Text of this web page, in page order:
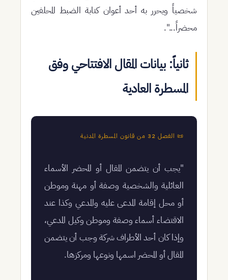
شخصياً ويحرر به أحد أعوان كتابة الضبط المحلفين
محضراً...".
ثانياً: بيانات المقال الافتتاحي وفق
المسطرة العادية
📜 الفصل 32 من قانون المسطرة المدنية
"يجب أن يتضمن المقال أو المحضر الأسماء
العائلية والشخصية وصفة أو مهنة وموطن
أو محل إقامة المدعى عليه والمدعي وكذا عند
الاقتضاء أسماء وصفة وموطن وكيل المدعي،
وإذا كان أحد الأطراف شركة وجب أن يتضمن
المقال أو المحضر اسمها ونوعها ومركزها.